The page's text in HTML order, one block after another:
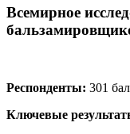
Всемирное
Респонденты: 301
Ключевые